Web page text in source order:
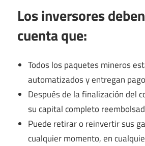
Los inversores
cuenta que:
Todos los paquetes mineros
automatizados y entregan
Después de la finalización del
su capital completo
Puede retirar o reinvertir sus
cualquier momento, en